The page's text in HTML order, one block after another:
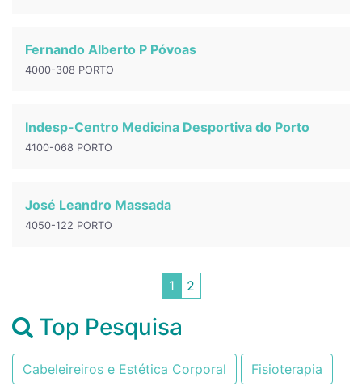
Fernando Alberto P Póvoas
4000-308 PORTO
Indesp-Centro Medicina Desportiva do Porto
4100-068 PORTO
José Leandro Massada
4050-122 PORTO
1 2
Top Pesquisa
Cabeleireiros e Estética Corporal Fisioterapia